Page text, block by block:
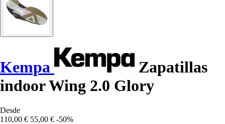
Kempa
Zapatillas
indoor Wing 2.0 Glory
Desde
110,00 € 55,00 € -50%